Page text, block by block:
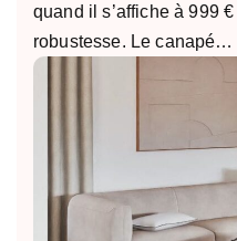
quand il s’affiche à 999
robustesse. Le canapé…